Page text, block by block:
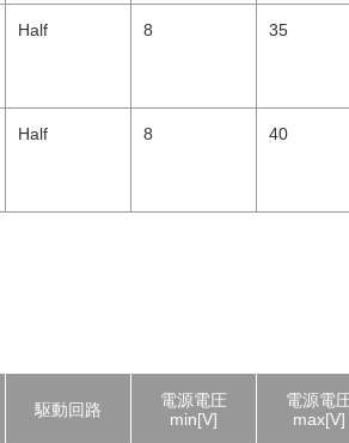
Half 8 35
Half 8 40
駆動回路
電源電圧
min[V]
電源電
max[V]